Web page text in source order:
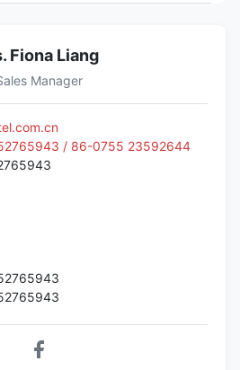
Fiona Liang
Manager
/ 86-0755 23592644